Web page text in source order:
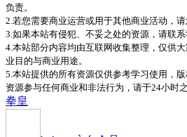
负责。
2.若您需要商业运营或用于其他商业活动，请
3.如果本站有侵犯、不妥之处的资源，请联
4.本站部分内容均由互联网收集整理，仅供
业目的与商业用途。
5.本站提供的所有资源仅供参考学习使用，
资源参与任何商业和非法行为，请于24小时
拳皇